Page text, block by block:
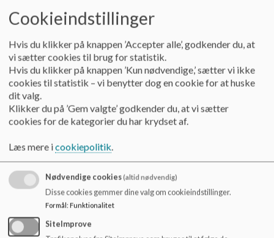
I starter i børnehaven, kan planen - alt efter jeres barns
erfaring med pasning og institutionslivet - have en forkortet
udgave af nedenstående.
Start i vores vuggestue
Det er en god idé, at I som forældre afsætter cirka 2 uger til
opstarten. Den første dag er I her med jeres barn på stuen, og
her vil vi lære hinanden at kende. Her får vi også aftalt,
hvordan resten af starten skal forløbe. Den første dag vil vi
gerne have, at I kommer efter kl. 9. Ring og lav en konkret
aftale.
Opstarten tilrettelægges individuelt i samarbejde mellem
stuens personale og jer forældre, men typisk vil en opstart se
ud på følgende måde:
Cookieindstillinger
Hvis du klikker på knappen ’Accepter alle’, godkender du, at
vi sætter cookies til brug for statistik.
Hvis du klikker på knappen ’Kun nødvendige,’ sætter vi ikke
cookies til statistik – vi benytter dog en cookie for at huske
dit valg.
Klikker du på ’Gem valgte’ godkender du, at vi sætter
cookies for de kategorier du har krydset af.
Læs mere icookiepolitik.
Nødvendige cookies(altid nødvendig)
Disse cookies gemmer dine valg om cookieindstillinger.
Formål: Funktionalitet
SiteImprove